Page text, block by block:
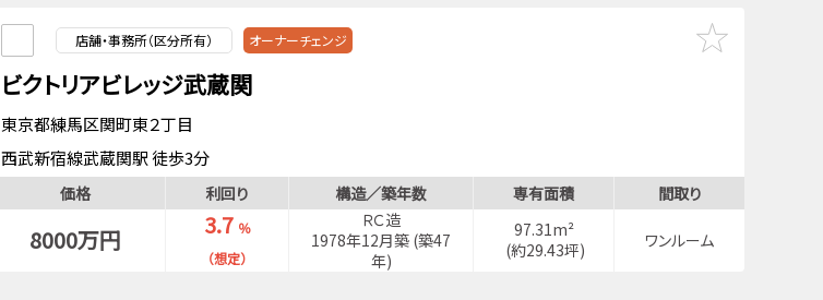
店舗・事務所（区分所有） オーナーチェンジ
ビクトリアビレッジ武蔵関
東京都練馬区関町東２丁目
西武新宿線武蔵関駅 徒歩3分
価格 利回り 構造／築年数 専有面積 間取り
8000万円 3.7 ％
（想定）
ＲＣ造
1978年12月築 (築47
年)
97.31m²
(約29.43坪)
ワンルーム